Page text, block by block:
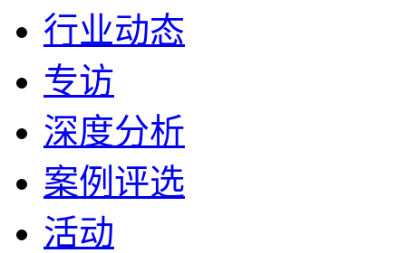
行业动态
专访
深度分析
案例评选
活动